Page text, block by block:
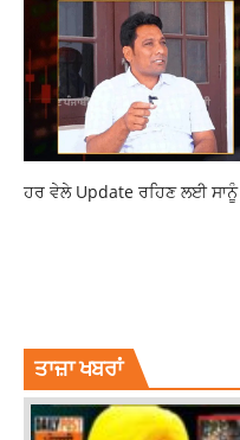
ਹਰ ਵੇਲੇ Update ਰਹਿਣ ਲਈ ਸਾਨੂੰ
ਤਾਜ਼ਾ ਖਬਰਾਂ